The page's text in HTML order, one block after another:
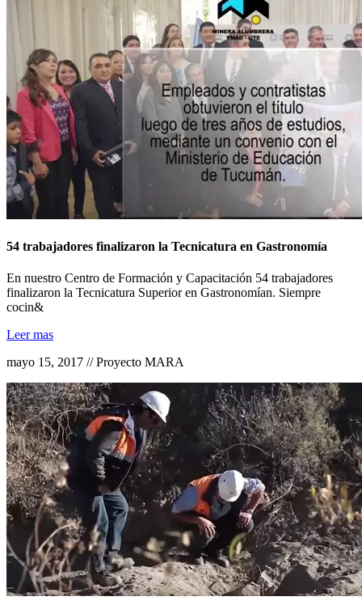
54 trabajadores finalizaron la Tecnicatura en Gastronomía
En nuestro Centro de Formación y Capacitación 54 trabajadores
finalizaron la Tecnicatura Superior en Gastronomían. Siempre
cocin&
Leer mas
mayo 15, 2017 // Proyecto MARA